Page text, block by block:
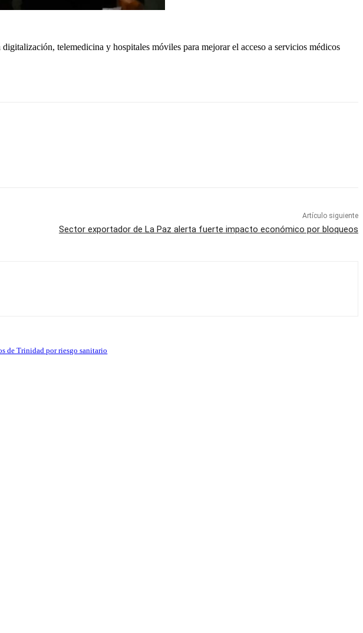
telemedicina y hospitales móviles para mejorar el acceso a servicios médicos
Artículo siguiente
Sector exportador de La Paz alerta fuerte impacto económico por bloqueos
de Trinidad por riesgo sanitario